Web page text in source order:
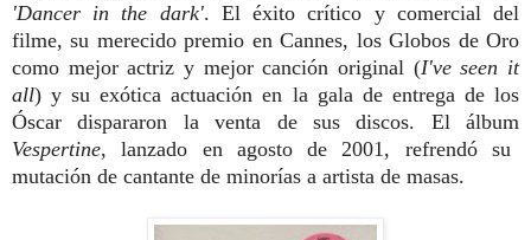
'Dancer in the dark'. El éxito crítico y comercial del
filme, su merecido premio en Cannes, los Globos de Oro
como mejor actriz y mejor canción original (I've seen it
all) y su exótica actuación en la gala de entrega de los
Óscar dispararon la venta de sus discos. El álbum
Vespertine, lanzado en agosto de 2001, refrendó su
mutación de cantante de minorías a artista de masas.